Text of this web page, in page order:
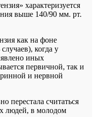
характеризуется
выше 140/90 мм. рт.
как на фоне
когда у
иных
первичной, так и
и нервной
перестала считаться
людей, в молодом